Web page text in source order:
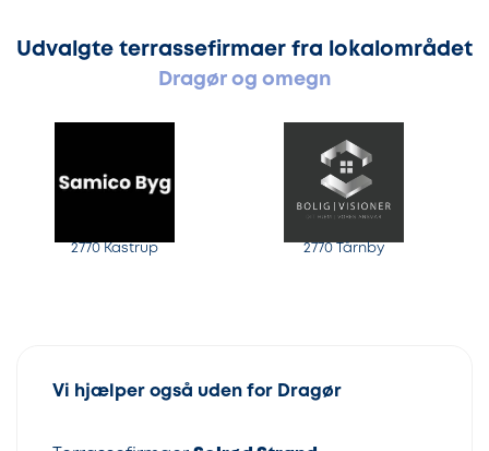
Udvalgte terrassefirmaer fra lokalområdet
Dragør og omegn
2770 Kastrup 2770 Tårnby
Vi hjælper også uden for Dragør